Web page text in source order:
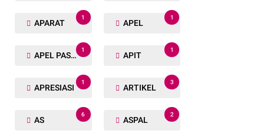
APARAT
1
APEL
1
APEL PASUKAN
1
APIT
1
APRESIASI
1
ARTIKEL
3
AS
6
ASPAL
2